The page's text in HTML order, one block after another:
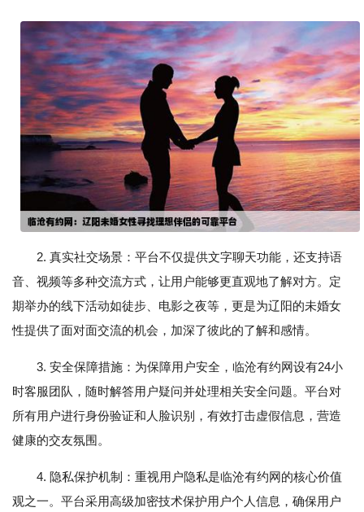
2. 真实社交场景：平台不仅提供文字聊天功能，还支持语
音、视频等多种交流方式，让用户能够更直观地了解对方。定
期举办的线下活动如徒步、电影之夜等，更是为辽阳的未婚女
性提供了面对面交流的机会，加深了彼此的了解和感情。
3. 安全保障措施：为保障用户安全，临沧有约网设有24小
时客服团队，随时解答用户疑问并处理相关安全问题。平台对
所有用户进行身份验证和人脸识别，有效打击虚假信息，营造
健康的交友氛围。
4. 隐私保护机制：重视用户隐私是临沧有约网的核心价值
观之一。平台采用高级加密技术保护用户个人信息，确保用户